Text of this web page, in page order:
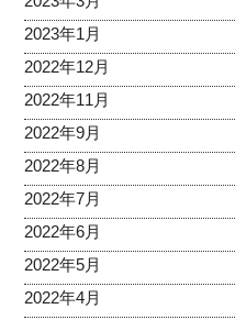
2023年1月
2022年12月
2022年11月
2022年9月
2022年8月
2022年7月
2022年6月
2022年5月
2022年4月